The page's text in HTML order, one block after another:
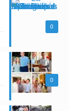
0
0